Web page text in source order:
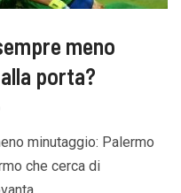
meno
porta?
minutaggio: Palermo
che cerca di